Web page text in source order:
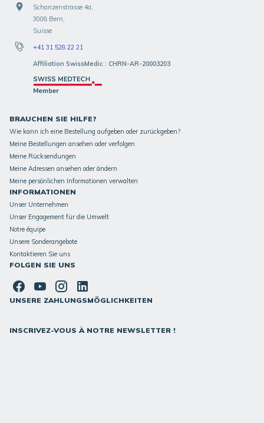
Schanzenstrasse 4a,
3008 Bern,
Suisse
+41 31 528 22 21
Affiliation SwissMedic : CHRN-AR-20003203
BRAUCHEN SIE HILFE?
Wie kann ich eine Bestellung aufgeben oder zurückgeben?
Meine Bestellungen ansehen oder verfolgen
Meine Rücksendungen
Meine Adressen ansehen oder ändern
Meine persönlichen Informationen verwalten
INFORMATIONEN
Unser Unternehmen
Unser Engagement für die Umwelt
Notre équipe
Unsere Sonderangebote
Kontaktieren Sie uns
FOLGEN SIE UNS
UNSERE ZAHLUNGSMÖGLICHKEITEN
INSCRIVEZ-VOUS À NOTRE NEWSLETTER !